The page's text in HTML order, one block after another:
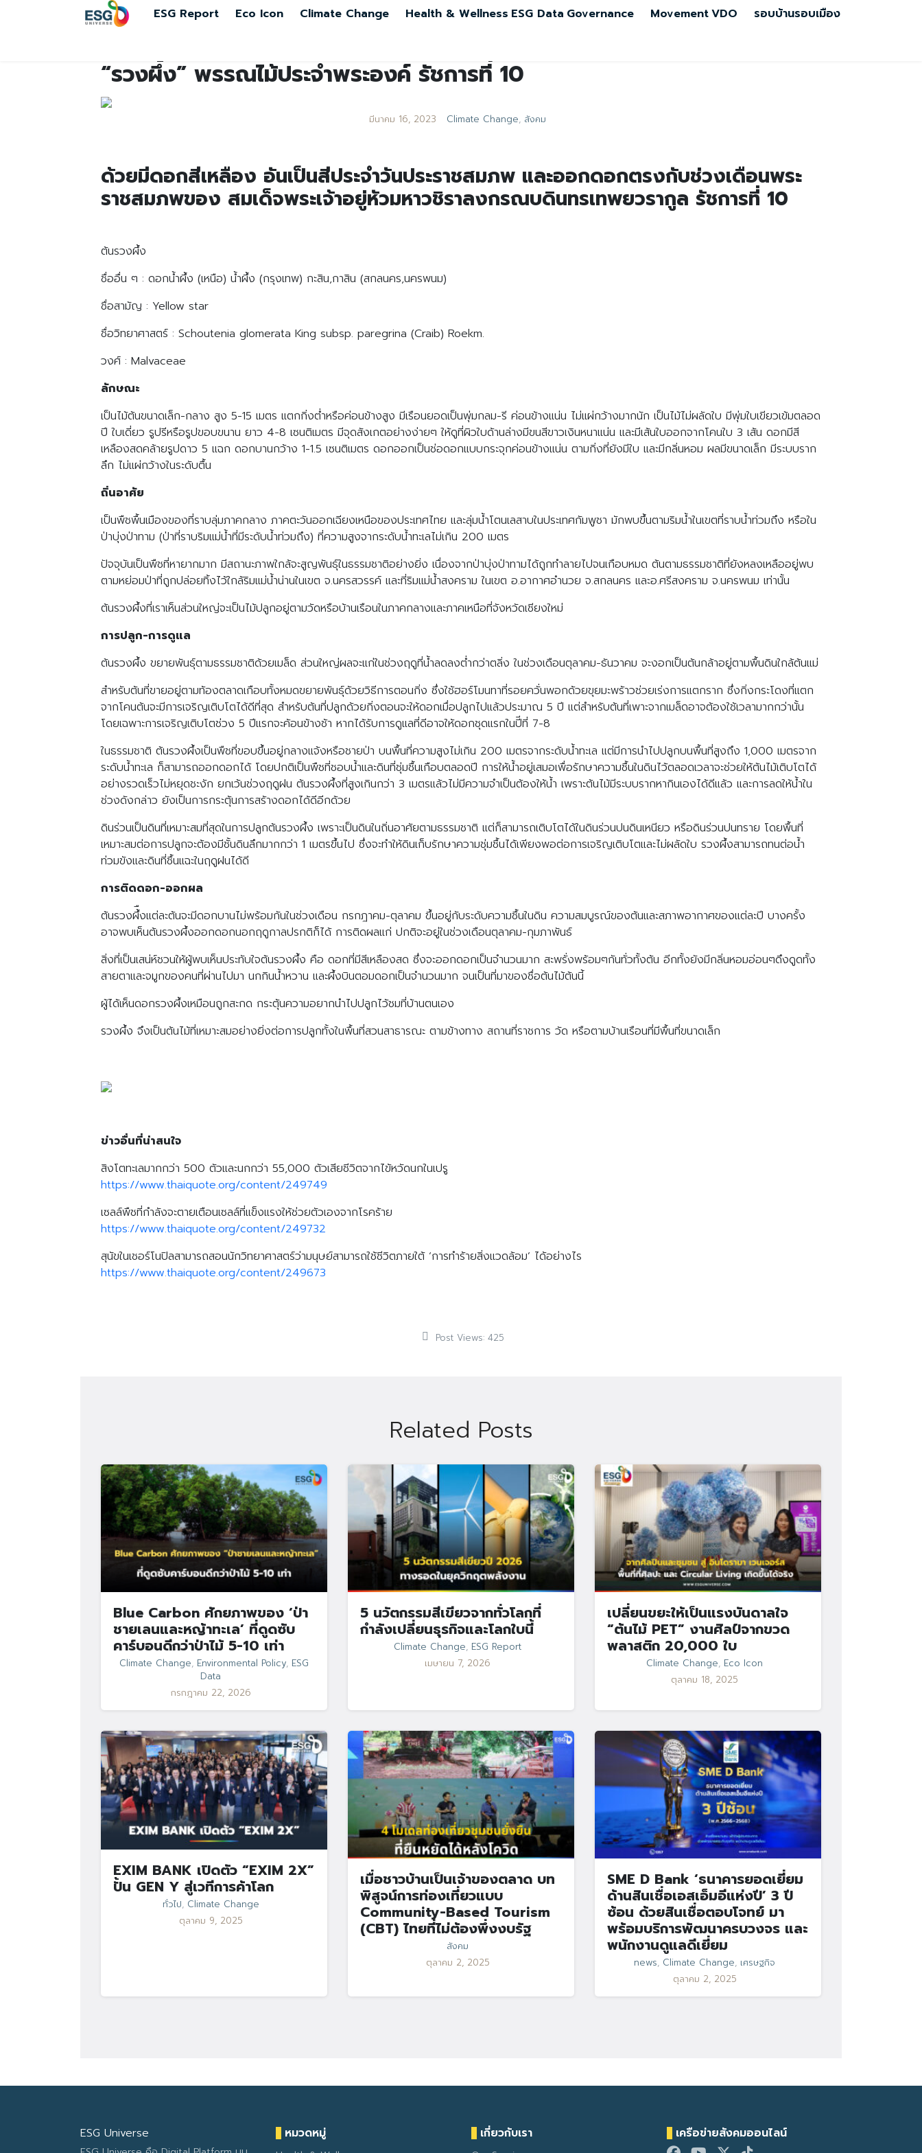
ESG Report Eco Icon Climate Change Health & Wellness ESG Data Governance MovementVDO รอบบ้านรอบเมือง
Search
“รวงผึ้ง” พรรณไม้ประจำพระองค์ รัชการที่ 10
มีนาคม 16, 2023 Climate Change, สังคม
ด้วยมีดอกสีเหลือง อันเป็นสีประจำวันประราชสมภพ และออกดอกตรงกับช่วงเดือนพระ
ราชสมภพของ สมเด็จพระเจ้าอยู่หัวมหาวชิราลงกรณบดินทรเทพยวรากูล รัชการที่ 10
ต้นรวงผึ้ง
ชื่ออื่น ๆ : ดอกน้ำผึ้ง (เหนือ) น้ำผึ้ง (กรุงเทพ) กะสิน,กาสิน (สกลนคร,นครพนม)
ชื่อสามัญ : Yellow star
ชื่อวิทยาศาสตร์ : Schoutenia glomerata King subsp. paregrina (Craib) Roekm.
วงศ์ : Malvaceae
ลักษณะ
เป็นไม้ต้นขนาดเล็ก-กลาง สูง 5-15 เมตร แตกกิ่งต่ำหรือค่อนข้างสูง มีเรือนยอดเป็นพุ่มกลม-รี ค่อนข้างแน่น ไม่แผ่กว้างมากนัก เป็นไม้ไม่ผลัดใบ มีพุ่มใบเขียวเข้มตลอด
ปี ใบเดี่ยว รูปรีหรือรูปขอบขนาน ยาว 4-8 เซนติเมตร มีจุดสังเกตอย่างง่ายๆ ให้ดูที่ผิวใบด้านล่างมีขนสีขาวเงินหนาแน่น และมีเส้นใบออกจากโคนใบ 3 เส้น ดอกมีสี
เหลืองสดคล้ายรูปดาว 5 แฉก ดอกบานกว้าง 1-1.5 เซนติเมตร ดอกออกเป็นช่อดอกแบบกระจุกค่อนข้างแน่น ตามกิ่งที่ยังมีใบ และมีกลิ่นหอม ผลมีขนาดเล็ก มีระบบราก
ลึก ไม่แผ่กว้างในระดับตื้น
ถิ่นอาศัย
เป็นพืชพื้นเมืองของที่ราบลุ่มภาคกลาง ภาคตะวันออกเฉียงเหนือของประเทศไทย และลุ่มน้ำโตนเลสาบในประเทศกัมพูชา มักพบขึ้นตามริมน้ำในเขตที่ราบน้ำท่วมถึง หรือใน
ป่าบุ่งป่าทาม (ป่าที่ราบริมแม่น้ำที่มีระดับน้ำท่วมถึง) ที่ความสูงจากระดับน้ำทะเลไม่เกิน 200 เมตร
ปัจจุบันเป็นพืชที่หายากมาก มีสถานะภาพใกล้จะสูญพันธุ์ในธรรมชาติอย่างยิ่ง เนื่องจากป่าบุ่งป่าทามได้ถูกทำลายไปจนเกือบหมด ต้นตามธรรมชาติที่ยังหลงเหลืออยู่พบ
ตามหย่อมป่าที่ถูกปล่อยทิ้งไว้ใกล้ริมแม่น้ำน่านในเขต จ.นครสวรรค์ และที่ริมแม่น้ำสงคราม ในเขต อ.อากาศอำนวย จ.สกลนคร และอ.ศรีสงคราม จ.นครพนม เท่านั้น
ต้นรวงผึ้งที่เราเห็นส่วนใหญ่จะเป็นไม้ปลูกอยู่ตามวัดหรือบ้านเรือนในภาคกลางและภาคเหนือที่จังหวัดเชียงใหม่
การปลูก-การดูแล
ต้นรวงผึ้ง ขยายพันธุ์ตามธรรมชาติด้วยเมล็ด ส่วนใหญ่ผลจะแก่ในช่วงฤดูที่น้ำลดลงต่ำกว่าตลิ่ง ในช่วงเดือนตุลาคม-ธันวาคม จะงอกเป็นต้นกล้าอยู่ตามพื้นดินใกล้ต้นแม่
สำหรับต้นที่ขายอยู่ตามท้องตลาดเกือบทั้งหมดขยายพันธุ์ด้วยวิธีการตอนกิ่ง ซึ่งใช้ฮอร์โมนทาที่รอยควั่นพอกด้วยขุยมะพร้าวช่วยเร่งการแตกราก ซึ่งกิ่งกระโดงที่แตก
จากโคนต้นจะมีการเจริญเติบโตได้ดีที่สุด สำหรับต้นที่ปลูกด้วยกิ่งตอนจะให้ดอกเมื่อปลูกไปแล้วประมาณ 5 ปี แต่สำหรับต้นที่เพาะจากเมล็ดอาจต้องใช้เวลามากกว่านั้น
โดยเฉพาะการเจริญเติบโตช่วง 5 ปีแรกจะค้อนข้างช้า หากได้รับการดูแลที่ดีอาจให้ดอกชุดแรกในปีีที่ 7-8
ในธรรมชาติ ต้นรวงผึ้งเป็นพืชที่ขอบขึ้นอยู่กลางแจ้งหรือชายป่า บนพื้นที่ความสูงไม่เกิน 200 เมตรจากระดับน้ำทะเล แต่มีการนำไปปลูกบนพื้นที่สูงถึง 1,000 เมตรจาก
ระดับน้ำทะเล ก็สามารถออกดอกได้ โดยปกติเป็นพืชที่ชอบน้ำและดินที่ชุ่มชื้นเกือบตลอดปี การให้น้ำอยู่เสมอเพื่อรักษาความชื้นในดินไว้ตลอดเวลาจะช่วยให้ต้นไม้เติบโตได้
อย่างรวดเร็วไม่หยุดชะงัก ยกเว้นช่วงฤดูฝน ต้นรวงผึ้งที่สูงเกินกว่า 3 เมตรแล้วไม่มีความจำเป็นต้องให้น้ำ เพราะต้นไม้มีระบบรากหากินเองได้ดีแล้ว และการลดให้น้ำใน
ช่วงดังกล่าว ยังเป็นการกระตุ้นการสร้างดอกได้ดีอีกด้วย
ดินร่วนเป็นดินที่เหมาะสมที่สุดในการปลูกต้นรวงผึ้ง เพราะเป็นดินในถิ่นอาศัยตามธรรมชาติ แต่ก็สามารถเติบโตได้ในดินร่วนปนดินเหนียว หรือดินร่วนปนทราย โดยพื้นที่
เหมาะสมต่อการปลูกจะต้องมีชั้นดินลึกมากกว่า 1 เมตรขึ้นไป ซึ่งจะทำให้ดินเก็บรักษาความชุ่มชื้นได้เพียงพอต่อการเจริญเติบโตและไม่ผลัดใบ รวงผึ้งสามารถทนต่อน้ำ
ท่วมขังและดินที่ชื้นแฉะในฤดูฝนได้ดี
การติดดอก-ออกผล
ต้นรวงผึ้ืงแต่ละต้นจะมีดอกบานไม่พร้อมกันในช่วงเดือน กรกฎาคม-ตุลาคม ขึ้นอยู่กับระดับความชื้นในดิน ความสมบูรณ์ของต้นและสภาพอากาศของแต่ละปี บางครั้ง
อาจพบเห็นต้นรวงผึ้งออกดอกนอกฤดูกาลปรกติก็ได้ การติดผลแก่ ปกติจะอยู่ในช่วงเดือนตุลาคม-กุมภาพันธ์
สิ่งที่เป็นเสน่ห์ชวนให้ผู้พบเห็นประทับใจต้นรวงผึ้ง คือ ดอกที่มีสีเหลืองสด ซึ่งจะออกดอกเป็นจำนวนมาก สะพรั่งพร้อมๆกันทั่วทั้งต้น อีกทั้งยังมีกลิ่นหอมอ่อนๆดึงดูดทั้ง
สายตาและจมูกของคนที่ผ่านไปมา นกกินน้ำหวาน และผึ้งบินตอมดอกเป็นจำนวนมาก จนเป็นที่มาของชื่อต้นไม้ต้นนี้
ผู้ได้เห็นดอกรวงผึ้งเหมือนถูกสะกด กระตุ้นความอยากนำไปปลูกไว้ชมที่บ้านตนเอง
รวงผึ้ง จึงเป็นต้นไม้ที่เหมาะสมอย่างยิ่งต่อการปลูกทั้งในพื้นที่สวนสาธารณะ ตามข้างทาง สถานที่ราชการ วัด หรือตามบ้านเรือนที่มีพื้นที่ขนาดเล็ก
ข่าวอื่นที่น่าสนใจ
สิงโตทะเลมากกว่า 500 ตัวและนกกว่า 55,000 ตัวเสียชีวิตจากไข้หวัดนกในเปรู
https://www.thaiquote.org/content/249749
เซลล์พืชที่กำลังจะตายเตือนเซลล์ที่แข็งแรงให้ช่วยตัวเองจากโรคร้าย
https://www.thaiquote.org/content/249732
สุนัขในเชอร์โนปิลสามารถสอนนักวิทยาศาสตร์ว่ามนุษย์สามารถใช้ชีวิตภายใต้ ‘การทำร้ายสิ่งแวดล้อม’ ได้อย่างไร
https://www.thaiquote.org/content/249673
Post Views: 425
Related Posts
Blue Carbon ศักยภาพของ ‘ป่า
ชายเลนและหญ้าทะเล’ ที่ดูดซับ
คาร์บอนดีกว่าป่าไม้ 5-10 เท่า
Climate Change, Environmental Policy, ESG
Data
กรกฎาคม 22, 2026
5 นวัตกรรมสีเขียวจากทั่วโลกที่
กำลังเปลี่ยนธุรกิจและโลกใบนี้
Climate Change, ESG Report
เมษายน 7, 2026
เปลี่ยนขยะให้เป็นแรงบันดาลใจ
“ต้นไม้ PET” งานศิลป์จากขวด
พลาสติก 20,000 ใบ
Climate Change, Eco Icon
ตุลาคม 18, 2025
EXIM BANK เปิดตัว “EXIM 2X”
ปั้น GEN Y สู่เวทีการค้าโลก
ทั่วไป, Climate Change
ตุลาคม 9, 2025
เมื่อชาวบ้านเป็นเจ้าของตลาด บท
พิสูจน์การท่องเที่ยวแบบ
Community-Based Tourism
(CBT) ไทยที่ไม่ต้องพึ่งงบรัฐ
สังคม
ตุลาคม 2, 2025
SME D Bank ‘ธนาคารยอดเยี่ยม
ด้านสินเชื่อเอสเอ็มอีแห่งปี’ 3 ปี
ซ้อน ด้วยสินเชื่อตอบโจทย์ มา
พร้อมบริการพัฒนาครบวงจร และ
พนักงานดูแลดีเยี่ยม
news, Climate Change, เศรษฐกิจ
ตุลาคม 2, 2025
ESG Universe หมวดหมู่ เกี่ยวกับเรา เครือข่ายสังคมออนไลน์